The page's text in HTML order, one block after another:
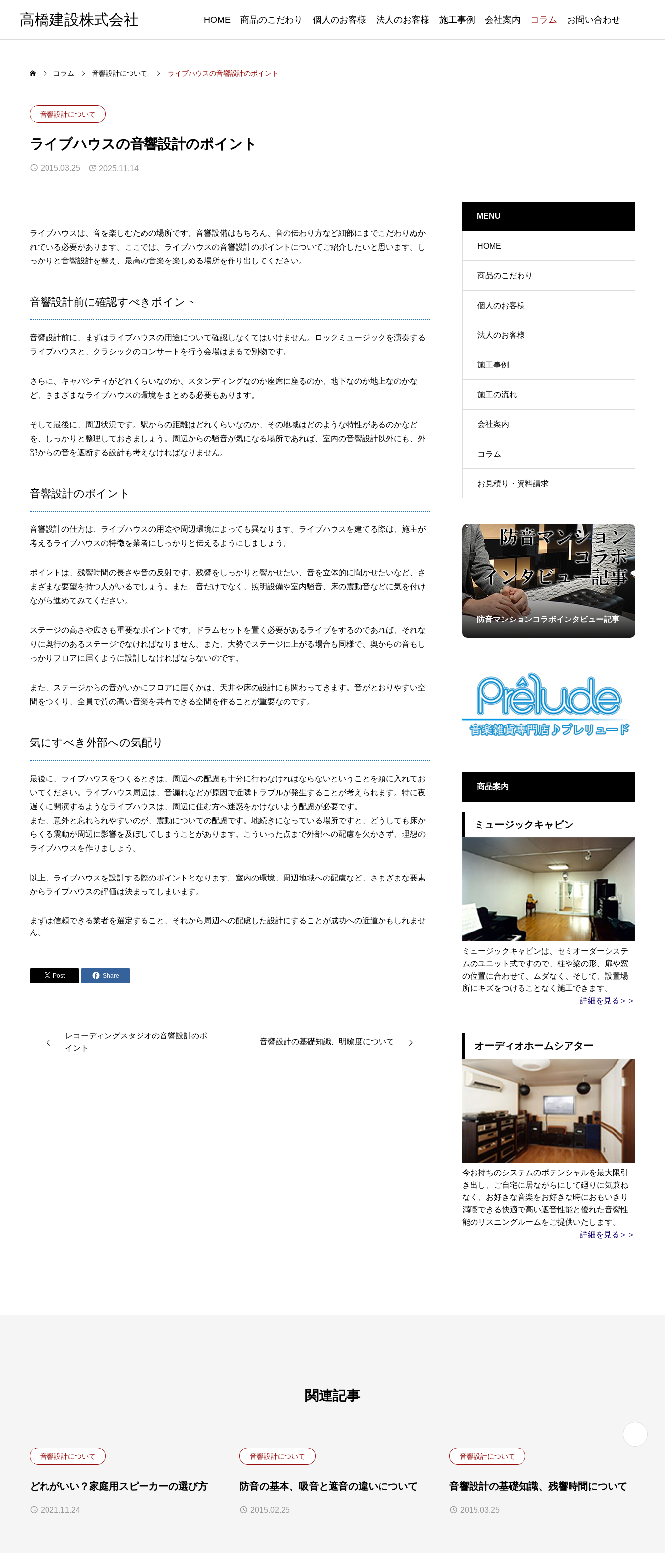
高橋建設株式会社 HOME 商品のこだわり 個人のお客様 法人のお客様 施工事例 会社案内 コラム お問い合わせ
コラム 音響設計について ライブハウスの音響設計のポイント
音響設計について
ライブハウスの音響設計のポイント
2015.03.25 2025.11.14
ライブハウスは、音を楽しむための場所です。音響設備はもちろん、音の伝わり方など細部にまでこだわりぬか
れている必要があります。ここでは、ライブハウスの音響設計のポイントについてご紹介したいと思います。し
っかりと音響設計を整え、最高の音楽を楽しめる場所を作り出してください。
音響設計前に確認すべきポイント
音響設計前に、まずはライブハウスの用途について確認しなくてはいけません。ロックミュージックを演奏する
ライブハウスと、クラシックのコンサートを行う会場はまるで別物です。
さらに、キャパシティがどれくらいなのか、スタンディングなのか座席に座るのか、地下なのか地上なのかな
ど、さまざまなライブハウスの環境をまとめる必要もあります。
そして最後に、周辺状況です。駅からの距離はどれくらいなのか、その地域はどのような特性があるのかなど
を、しっかりと整理しておきましょう。周辺からの騒音が気になる場所であれば、室内の音響設計以外にも、外
部からの音を遮断する設計も考えなければなりません。
音響設計のポイント
音響設計の仕方は、ライブハウスの用途や周辺環境によっても異なります。ライブハウスを建てる際は、施主が
考えるライブハウスの特徴を業者にしっかりと伝えるようにしましょう。
ポイントは、残響時間の長さや音の反射です。残響をしっかりと響かせたい、音を立体的に聞かせたいなど、さ
まざまな要望を持つ人がいるでしょう。また、音だけでなく、照明設備や室内騒音、床の震動音などに気を付け
ながら進めてみてください。
ステージの高さや広さも重要なポイントです。ドラムセットを置く必要があるライブをするのであれば、それな
りに奥行のあるステージでなければなりません。また、大勢でステージに上がる場合も同様で、奥からの音もし
っかりフロアに届くように設計しなければならないのです。
また、ステージからの音がいかにフロアに届くかは、天井や床の設計にも関わってきます。音がとおりやすい空
間をつくり、全員で質の高い音楽を共有できる空間を作ることが重要なのです。
気にすべき外部への気配り
最後に、ライブハウスをつくるときは、周辺への配慮も十分に行わなければならないということを頭に入れてお
いてください。ライブハウス周辺は、音漏れなどが原因で近隣トラブルが発生することが考えられます。特に夜
遅くに開演するようなライブハウスは、周辺に住む方へ迷惑をかけないよう配慮が必要です。
また、意外と忘れられやすいのが、震動についての配慮です。地続きになっている場所ですと、どうしても床か
らくる震動が周辺に影響を及ぼしてしまうことがあります。こういった点まで外部への配慮を欠かさず、理想の
ライブハウスを作りましょう。
以上、ライブハウスを設計する際のポイントとなります。室内の環境、周辺地域への配慮など、さまざまな要素
からライブハウスの評価は決まってしまいます。
まずは信頼できる業者を選定すること、それから周辺への配慮した設計にすることが成功への近道かもしれませ
ん。
Post Share
レコーディングスタジオの音響設計のポ
イント
音響設計の基礎知識、明瞭度について
MENU
HOME
商品のこだわり
個人のお客様
法人のお客様
施工事例
施工の流れ
会社案内
コラム
お見積り・資料請求
防音マンションコラボインタビュー記事
商品案内
ミュージックキャビン
ミュージックキャビンは、セミオーダーシステ
ムのユニット式ですので、柱や梁の形、扉や窓
の位置に合わせて、ムダなく、そして、設置場
所にキズをつけることなく施工できます。
詳細を見る＞＞
オーディオホームシアター
今お持ちのシステムのポテンシャルを最大限引
き出し、ご自宅に居ながらにして廻りに気兼ね
なく、お好きな音楽をお好きな時におもいきり
満喫できる快適で高い遮音性能と優れた音響性
能のリスニングルームをご提供いたします。
詳細を見る＞＞
関連記事
音響設計について
どれがいい？家庭用スピーカーの選び方
2021.11.24
音響設計について
防音の基本、吸音と遮音の違いについて
2015.02.25
音響設計について
音響設計の基礎知識、残響時間について
2015.03.25